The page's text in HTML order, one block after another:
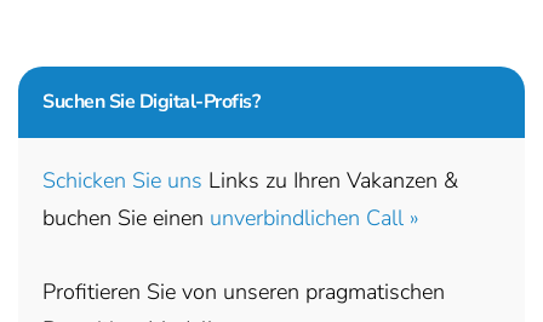
Suchen Sie Digital-Profis?
Schicken Sie uns Links zu Ihren Vakanzen &
buchen Sie einen unverbindlichen Call »
Profitieren Sie von unseren pragmatischen